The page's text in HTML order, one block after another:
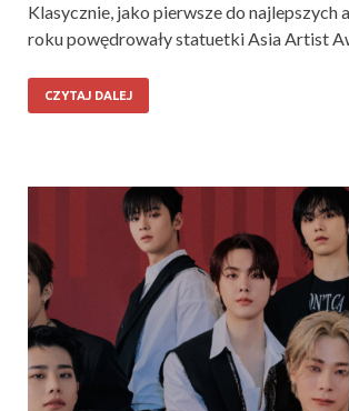
Klasycznie, jako pierwsze do najlepszych
roku powędrowały statuetki Asia Artist
CZYTAJ DALEJ